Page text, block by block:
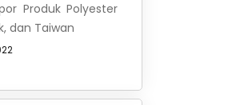
Produk Polyester
dan Taiwan